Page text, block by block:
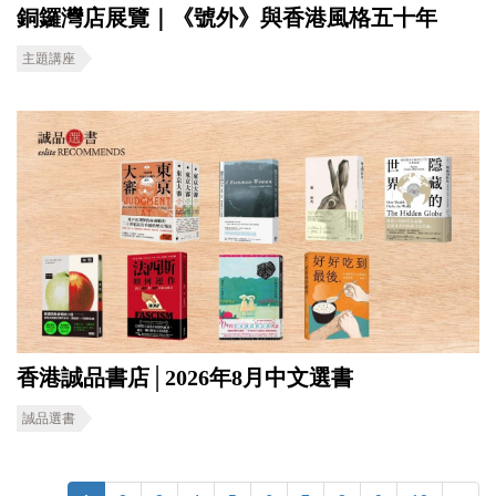
銅鑼灣店展覽｜《號外》與香港風格五十年
主題講座
香港誠品書店│2026年8月中文選書
誠品選書